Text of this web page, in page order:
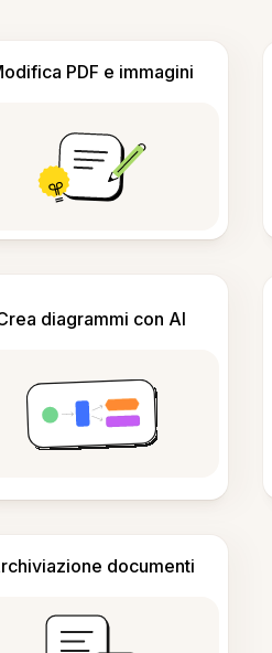
PDF e immagini
diagrammi con AI
documenti